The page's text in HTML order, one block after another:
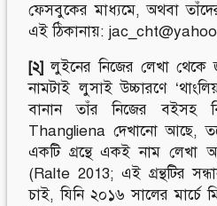
ফেসবুকের মাধ্যমে, অথবা
এই ঠিকানায়:
[২] লুইনের নিজের লেখা থেকে
নামটাই লুসাই উচ্চারণে
বানান তাঁর নিজের বইসহ
Thangliena দেখানো আছে,
একটি গ্রন্থে একই নাম লেখা
(Ralte 2013; এই গ্রন্থটির
চাই, যিনি ২০১৬ সালের মার্চে